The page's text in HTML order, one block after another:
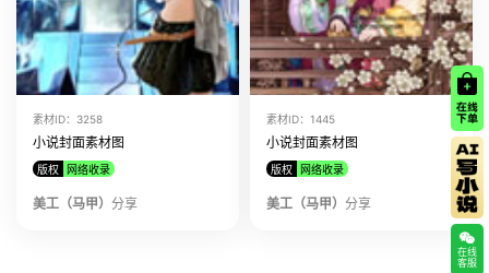
素材ID：3258
小说封面素材图
版权 网络收录
美工（马甲） 分享
素材ID：1445
小说封面素材图
版权 网络收录
美工（马甲） 分享
在线
客服